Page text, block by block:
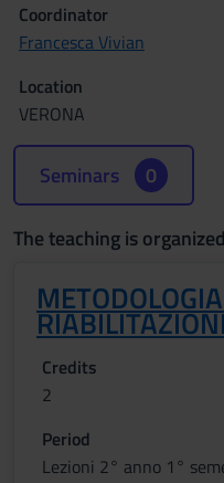
Coordinator
Francesca Vivian
Location
VERONA
Seminars 0
The teaching is
Credits
2
Period
Lezioni 2° anno 1°